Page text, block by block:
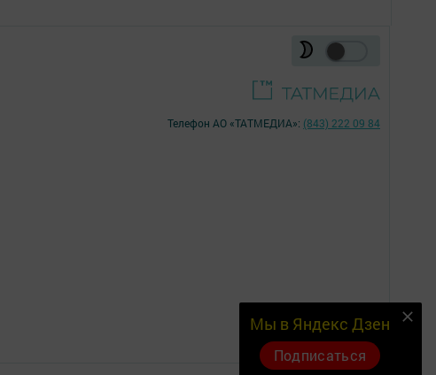
Мы в Яндекс Дзен
Подписаться
Телефон АО «ТАТМЕДИА»: (843) 222 09 84
18+